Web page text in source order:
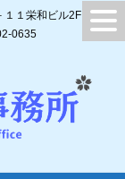
－１１栄和ビル2F
0635